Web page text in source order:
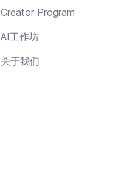
Creator Program
AI工作坊
关于我们